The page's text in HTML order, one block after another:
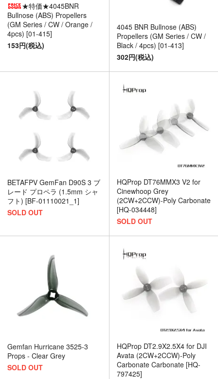
★特価★4045BNR
Bullnose (ABS) Propellers
(GM Series / CW / Orange /
4pcs) [01-415]
153円(税込)
4045 BNR Bullnose (ABS)
Propellers (GM Series / CW /
Black / 4pcs) [01-413]
302円(税込)
BETAFPV GemFan D90S 3 ブ
レード プロペラ (1.5mm シャ
フト) [BF-01110021_1]
SOLD OUT
HQProp DT76MMX3 V2 for
Cinewhoop Grey
(2CW+2CCW)-Poly Carbonate
[HQ-034448]
SOLD OUT
Gemfan Hurricane 3525-3
Props - Clear Grey
SOLD OUT
HQProp DT2.9X2.5X4 for DJI
Avata (2CW+2CCW)-Poly
Carbonate Carbonate [HQ-
797425]